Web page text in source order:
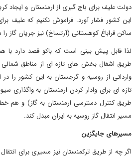
دولت علیف برای باج گیری از ارمنستان و ایجاد
ساکن قراباغ کوهستانی (آرتساخ) نیز جریان گاز را
لذا قابل پیش بینی است که باکو قصد دارد با
طریق اشغال بخش های تازه ای از مناطق شمالی
وارداتی از روسیه و گرجستان به این کشور را در
تازه ای برای وادار کردن ارمنستان به واگذاری
طریق کنترل دسترسی ارمنستان به گاز) و هم خط
مسیر انتقال گاز روسیه به ایران مبدل کند.
مسیر‌های جایگزین
اگر چه از طریق ترکمنستان نیز مسیری برای